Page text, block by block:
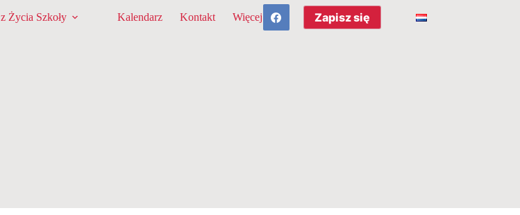
z Życia Szkoły Kalendarz Kontakt Więcej Zapisz się